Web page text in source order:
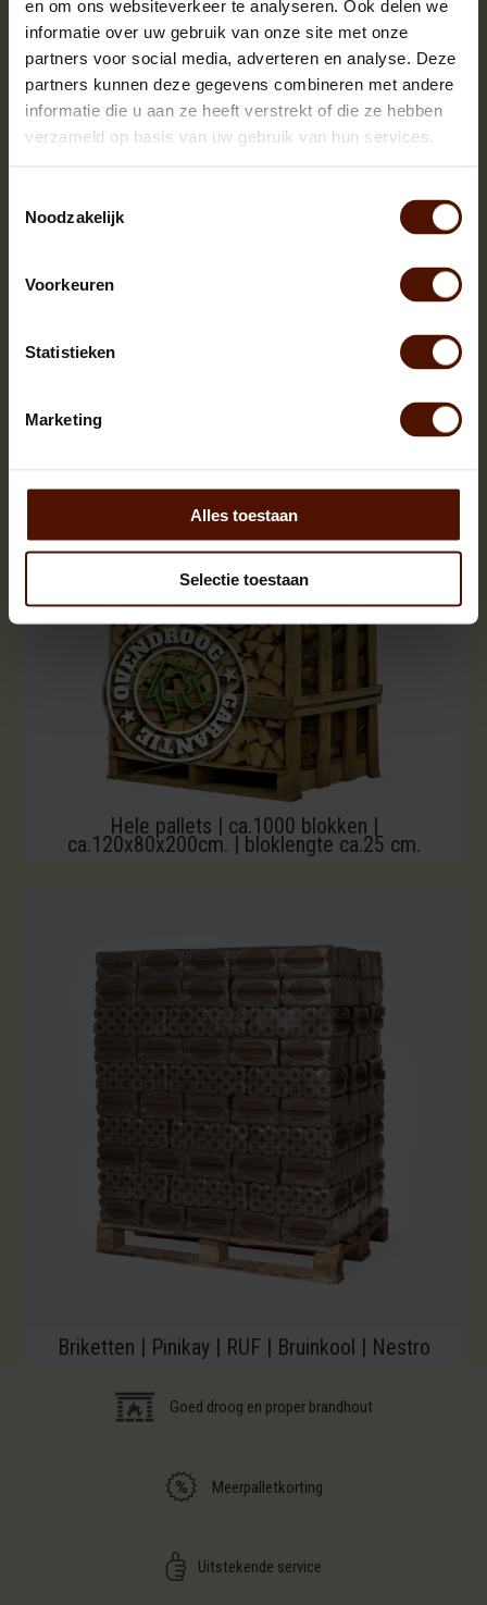
en om ons websiteverkeer te analyseren. Ook delen we
informatie over uw gebruik van onze site met onze
partners voor social media, adverteren en analyse. Deze
partners kunnen deze gegevens combineren met andere
informatie die u aan ze heeft verstrekt of die ze hebben
verzameld op basis van uw gebruik van hun services.
Noodzakelijk
Voorkeuren
Statistieken
Marketing
Alles toestaan
Selectie toestaan
Hele pallets | ca.1000 blokken |
ca.120x80x200cm. | bloklengte ca.25 cm.
Briketten | Pinikay | RUF | Bruinkool | Nestro
Goed droog en proper brandhout
Meerpalletkorting
Uitstekende service